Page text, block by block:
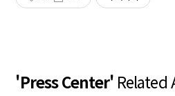
'Press Center'Related